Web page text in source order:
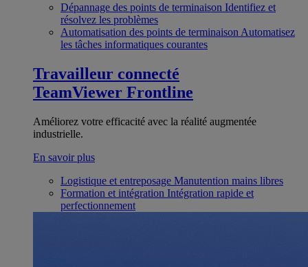
Dépannage des points de terminaison Identifiez et
résolvez les problèmes
Automatisation des points de terminaison Automatisez
les tâches informatiques courantes
Travailleur connecté
TeamViewer Frontline
Améliorez votre efficacité avec la réalité augmentée
industrielle.
En savoir plus
Logistique et entreposage Manutention mains libres
Formation et intégration Intégration rapide et
perfectionnement